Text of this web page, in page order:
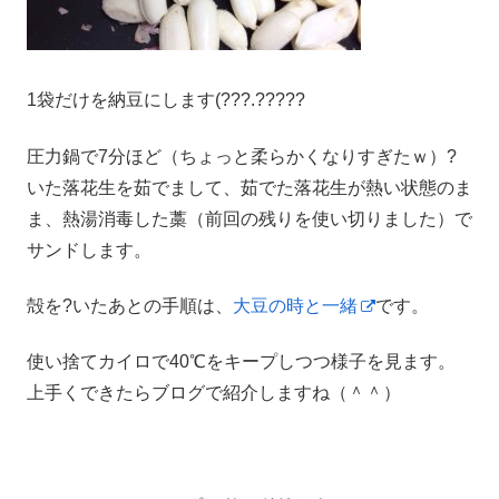
1袋だけを納豆にします(???.?????
圧力鍋で7分ほど（ちょっと柔らかくなりすぎたｗ）?
いた落花生を茹でまして、茹でた落花生が熱い状態のま
ま、熱湯消毒した藁（前回の残りを使い切りました）で
サンドします。
殻を?いたあとの手順は、 大豆の時と一緒 です。
使い捨てカイロで40℃をキープしつつ様子を見ます。
上手くできたらブログで紹介しますね（＾＾）